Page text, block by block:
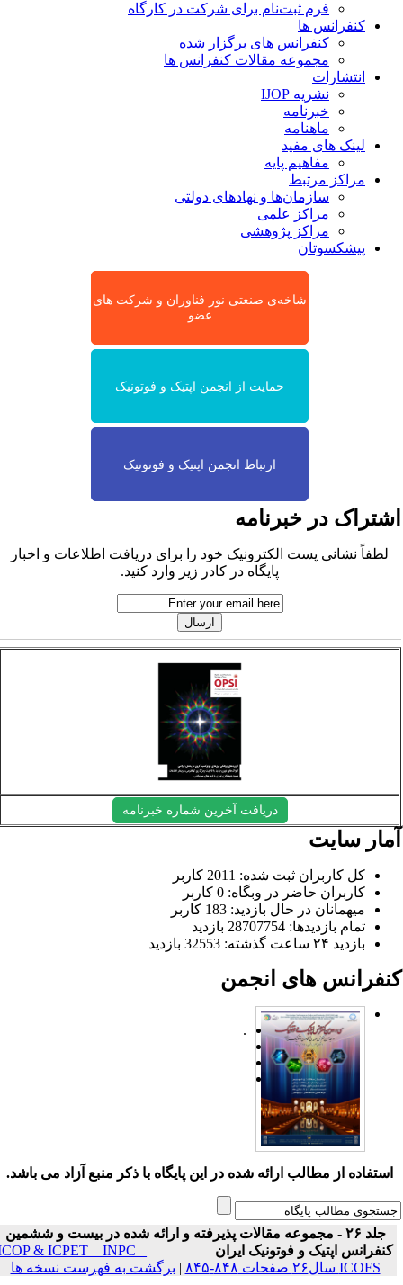
فرم ثبت‌نام برای شرکت در کارگاه
کنفرانس ها
کنفرانس های برگزار شده
مجموعه مقالات کنفرانس ها
انتشارات
نشریه IJOP
خبرنامه
ماهنامه
لینک های مفید
مفاهیم پایه
مراکز مرتبط
سازمان‌ها و نهادهای دولتی
مراکز علمی
مراکز پژوهشی
پیشکسوتان
شاخه‌ی صنعتی نور فناوران و شرکت های
عضو
حمایت از انجمن اپتیک و فوتونیک
ارتباط انجمن اپتیک و فوتونیک
در خبرنامه
لطفاً نشانی پست الکترونیک خود را برای دریافت اطلاعات و اخبار
پایگاه در کادر زیر وارد کنید.
دریافت آخرین شماره خبرنامه
سایت
کل کاربران ثبت شده: 2011 کاربر
کاربران حاضر در وبگاه: 0 کاربر
میهمانان در حال بازدید: 183 کاربر
تمام بازدید‌ها: 28707754 بازدید
بازدید ۲۴ ساعت گذشته: 32553 بازدید
های انجمن
.
استفاده از مطالب ارائه شده در این پایگاه با ذکر منبع آزاد می باشد.
جلد ۲۶ - مجموعه مقالات پذیرفته و ارائه شده در بیست و ششمین
کنفرانس اپتیک و فوتونیک ایران
ICOP & ICPET _ INPC _
ICOFS سال۲۶ صفحات ۸۴۸-۸۴۵
| برگشت به فهرست نسخه ها